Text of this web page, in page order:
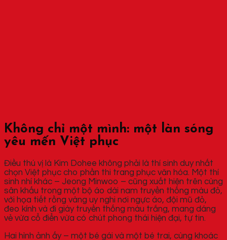
Không chỉ một mình: một làn sóng
yêu mến Việt phục
Điều thú vị là Kim Dohee không phải là thí sinh duy nhất
chọn Việt phục cho phần thi trang phục văn hóa. Một thí
sinh nhí khác – Jeong Minwoo – cũng xuất hiện trên cùng
sân khấu trong một bộ áo dài nam truyền thống màu đỏ,
với họa tiết rồng vàng uy nghi nơi ngực áo, đội mũ đỏ,
đeo kính và đi giày truyền thống màu trắng, mang dáng
vẻ vừa cổ điển vừa có chút phong thái hiện đại, tự tin.
Hai hình ảnh ấy – một bé gái và một bé trai, cùng khoác